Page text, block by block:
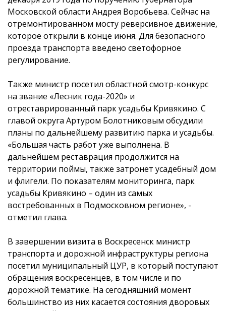
Московской области Андрея Воробьева. Сейчас на
отремонтированном мосту реверсивное движение,
которое открыли в конце июня. Для безопасного
проезда транспорта введено светофорное
регулирование.
Также министр посетил областной смотр-конкурс
на звание «Лесник года-2020» и
отреставрированный парк усадьбы Кривякино. С
главой округа Артуром Болотниковым обсудили
планы по дальнейшему развитию парка и усадьбы.
«Большая часть работ уже выполнена. В
дальнейшем реставрация продолжится на
территории поймы, также затронет усадебный дом
и флигели. По показателям мониторинга, парк
усадьбы Кривякино – один из самых
востребованных в Подмосковном регионе», -
отметил глава.
В завершении визита в Воскресенск министр
транспорта и дорожной инфраструктуры региона
посетил муниципальный ЦУР, в который поступают
обращения воскресенцев, в том числе и по
дорожной тематике. На сегодняшний момент
большинство из них касается состояния дворовых